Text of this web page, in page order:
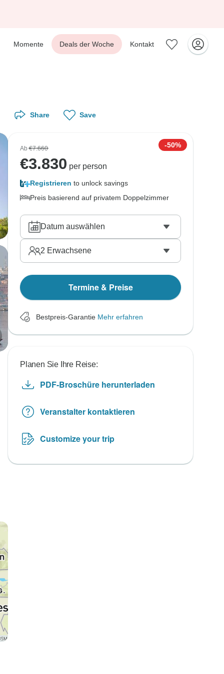
Momente Deals der Woche Kontakt
Share Save
Ab€7.660 -50%
€3.830 per person
Registrieren to unlock savings
Preis basierend auf privatem Doppelzimmer
Datum auswählen
2 Erwachsene
Termine & Preise
Bestpreis-Garantie Mehr erfahren
Planen Sie Ihre Reise:
PDF-Broschüre herunterladen
Veranstalter kontaktieren
Customize your trip